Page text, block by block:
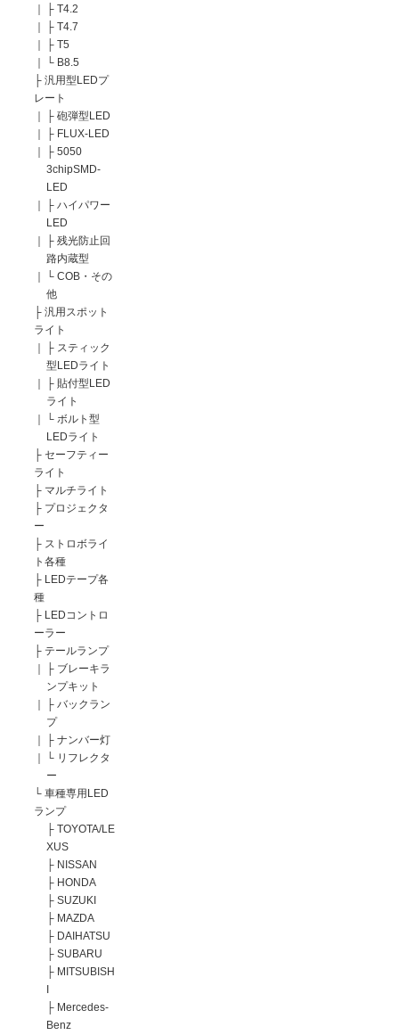
｜
├ T4.2
｜
├ T4.7
｜
├ T5
｜
└ B8.5
├ 汎用型LEDプ
レート
｜
├ 砲弾型LED
｜
├ FLUX-LED
｜
├ 5050
3chipSMD-
LED
｜
├ ハイパワー
LED
｜
├ 残光防止回
路内蔵型
｜
└ COB・その
他
├ 汎用スポット
ライト
｜
├ スティック
型LEDライト
｜
├ 貼付型LED
ライト
｜
└ ボルト型
LEDライト
├ セーフティー
ライト
├ マルチライト
├ プロジェクタ
ー
├ ストロボライ
ト各種
├ LEDテープ各
種
├ LEDコントロ
ーラー
├ テールランプ
｜
├ ブレーキラ
ンプキット
｜
├ バックラン
プ
｜
├ ナンバー灯
｜
└ リフレクタ
ー
└ 車種専用LED
ランプ
├ TOYOTA/LE
XUS
├ NISSAN
├ HONDA
├ SUZUKI
├ MAZDA
├ DAIHATSU
├ SUBARU
├ MITSUBISH
I
├ Mercedes-
Benz